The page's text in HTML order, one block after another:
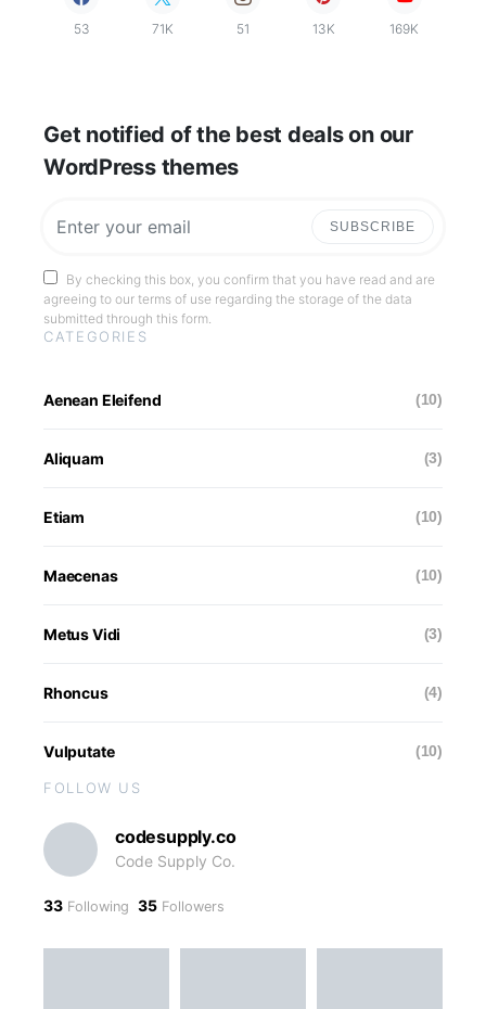
53 71K 51 13K 169K
Get notified of the best deals on our
WordPress themes
SUBSCRIBE
By checking this box, you confirm that you have read and are
agreeing to our terms of use regarding the storage of the data
submitted through this form.
CATEGORIES
Aenean Eleifend (10)
Aliquam (3)
Etiam (10)
Maecenas (10)
Metus Vidi (3)
Rhoncus (4)
Vulputate (10)
FOLLOW US
codesupply.co
Code Supply Co.
33 Following 35 Followers